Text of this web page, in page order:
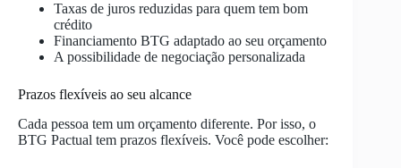
Taxas de juros reduzidas para quem tem bom
crédito
Financiamento BTG adaptado ao seu orçamento
A possibilidade de negociação personalizada
Prazos flexíveis ao seu alcance
Cada pessoa tem um orçamento diferente. Por isso, o
BTG Pactual tem prazos flexíveis. Você pode escolher: